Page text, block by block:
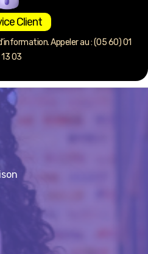
Client
Appeler au : (05 60) 01
13 03